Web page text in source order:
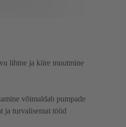
lihtne ja kiire muutmine
võimaldab pumpade
ja turvalisemat tööd